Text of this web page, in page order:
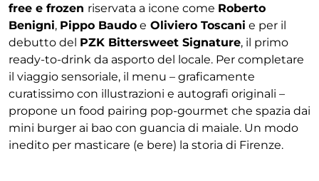
free e frozen riservata a icone come Roberto
Benigni, Pippo Baudo e Oliviero Toscani e per il
debutto del PZK Bittersweet Signature, il primo
ready-to-drink da asporto del locale. Per completare
il viaggio sensoriale, il menu – graficamente
curatissimo con illustrazioni e autografi originali –
propone un food pairing pop-gourmet che spazia dai
mini burger ai bao con guancia di maiale. Un modo
inedito per masticare (e bere) la storia di Firenze.